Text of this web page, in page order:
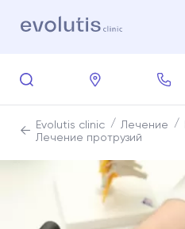
Evolutis clinic Лечение
Лечение протрузий